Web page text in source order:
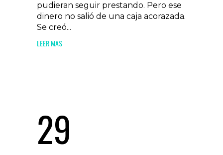
pudieran seguir prestando. Pero ese
dinero no salió de una caja acorazada.
Se creó...
LEER MAS
29